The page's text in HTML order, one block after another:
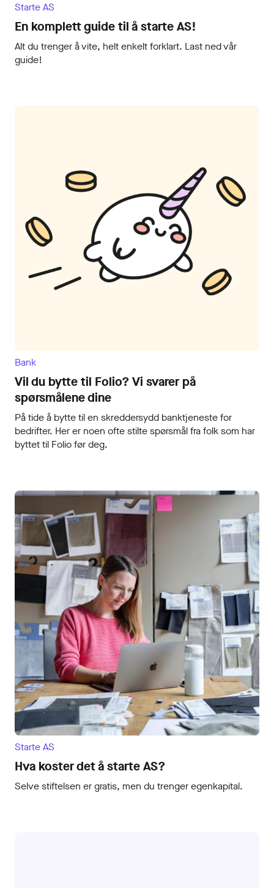
Starte AS
En komplett guide til å starte AS!
Alt du trenger å vite, helt enkelt forklart. Last ned vår
guide!
Bank
Vil du bytte til Folio? Vi svarer på
spørsmålene dine
På tide å bytte til en skreddersydd banktjeneste for
bedrifter. Her er noen ofte stilte spørsmål fra folk som har
byttet til Folio før deg.
Starte AS
Hva koster det å starte AS?
Selve stiftelsen er gratis, men du trenger egenkapital.